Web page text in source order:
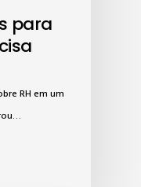
para
RH em um